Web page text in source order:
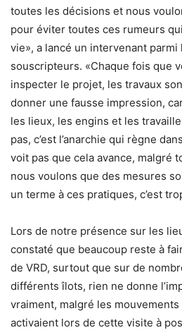
toutes les décisions et nous
pour éviter toutes ces rumeurs
vie», a lancé un intervenant
souscripteurs. «Chaque fois que
inspecter le projet, les travaux
donner une fausse impression,
les lieux, les engins et les
pas, c’est l’anarchie qui règne
voit pas que cela avance, malgré
nous voulons que des mesures
un terme à ces pratiques, c’est
Lors de notre présence sur les
constaté que beaucoup reste à
de VRD, surtout que sur de
différents îlots, rien ne donne
vraiment, malgré les
activaient lors de cette visite à